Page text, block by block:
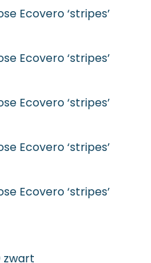
Ecovero ‘stripes’
Ecovero ‘stripes’
Ecovero ‘stripes’
Ecovero ‘stripes’
Ecovero ‘stripes’
zwart